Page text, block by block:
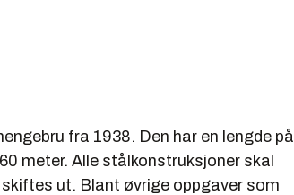
fra 1938. Den har en lengde på
meter. Alle stålkonstruksjoner skal
ut. Blant øvrige oppgaver som